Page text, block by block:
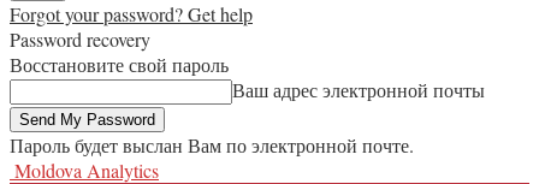
Forgot your password? Get help
Password recovery
Восстановите свой пароль
Ваш адрес электронной почты
Пароль будет выслан Вам по электронной почте.
Moldova Analytics